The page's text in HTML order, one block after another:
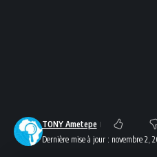
Dernière mise à jour : novembre 2,
TONY Ametepe